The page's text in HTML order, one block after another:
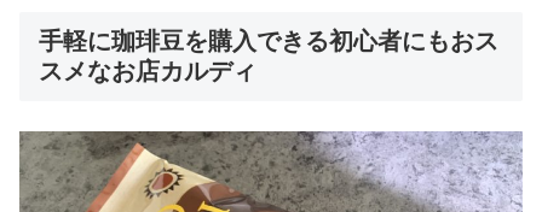
手軽に珈琲豆を購入できる初心者にもおス
スメなお店カルディ